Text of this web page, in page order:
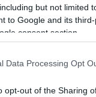
but not limited
to Google and its
consent section.
Data Processing Opt
opt-out of the Sharing
νέα
θα
που